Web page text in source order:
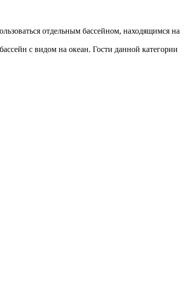
отдельным бассейном, находящимся на
с видом на океан. Гости данной категории